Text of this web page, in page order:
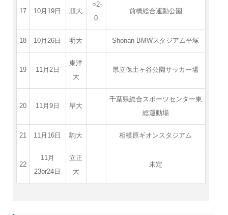
17 10月19日 順大
○2-
0
前橋総合運動公園
18 10月26日 明大 Shonan BMWスタジアム平塚
19 11月2日
東洋
大
県立保土ヶ谷公園サッカー場
20 11月9日 早大
千葉県総合スポーツセンター東
総運動場
21 11月16日 駒大 相模原ギオンスタジアム
22
11月
23or24日
立正
大
未定